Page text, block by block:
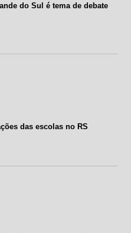
do Sul é tema de debate
das escolas no RS